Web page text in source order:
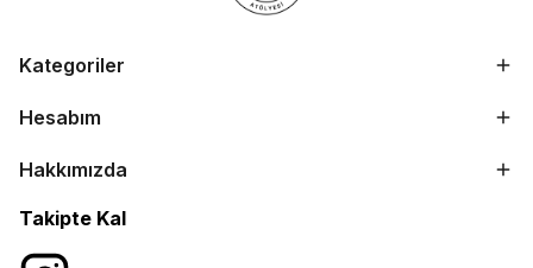
Kategoriler
Hesabım
Hakkımızda
Takipte Kal